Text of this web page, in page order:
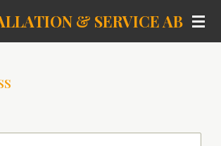
& SERVICE AB